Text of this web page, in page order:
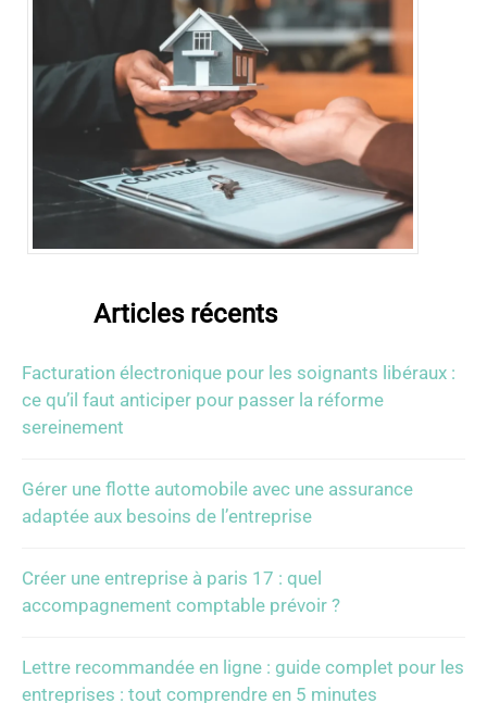
Articles récents
Facturation électronique pour les soignants libéraux :
ce qu’il faut anticiper pour passer la réforme
sereinement
Gérer une flotte automobile avec une assurance
adaptée aux besoins de l’entreprise
Créer une entreprise à paris 17 : quel
accompagnement comptable prévoir ?
Lettre recommandée en ligne : guide complet pour les
entreprises : tout comprendre en 5 minutes